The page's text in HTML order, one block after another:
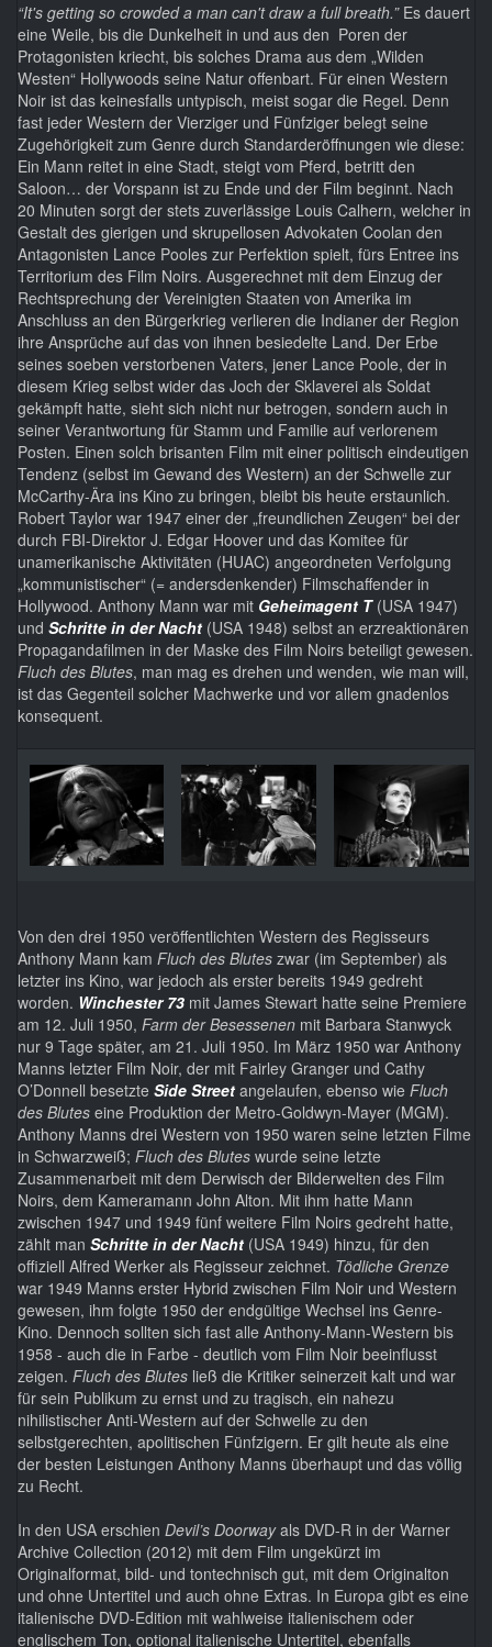
“It's getting so crowded a man can't draw a full breath.”Es dauert
eine Weile, bis die Dunkelheit in und aus den Poren der
Protagonisten kriecht, bis solches Drama aus dem „Wilden
Westen“ Hollywoods seine Natur offenbart. Für einen Western
Noir ist das keinesfalls untypisch, meist sogar die Regel. Denn
fast jeder Western der Vierziger und Fünfziger belegt seine
Zugehörigkeit zum Genre durch Standarderöffnungen wie diese:
Ein Mann reitet in eine Stadt, steigt vom Pferd, betritt den
Saloon… der Vorspann ist zu Ende und der Film beginnt. Nach
20 Minuten sorgt der stets zuverlässige Louis Calhern, welcher in
Gestalt des gierigen und skrupellosen Advokaten Coolan den
Antagonisten Lance Pooles zur Perfektion spielt, fürs Entree ins
Territorium des Film Noirs. Ausgerechnet mit dem Einzug der
Rechtsprechung der Vereinigten Staaten von Amerika im
Anschluss an den Bürgerkrieg verlieren die Indianer der Region
ihre Ansprüche auf das von ihnen besiedelte Land. Der Erbe
seines soeben verstorbenen Vaters, jener Lance Poole, der in
diesem Krieg selbst wider das Joch der Sklaverei als Soldat
gekämpft hatte, sieht sich nicht nur betrogen, sondern auch in
seiner Verantwortung für Stamm und Familie auf verlorenem
Posten. Einen solch brisanten Film mit einer politisch eindeutigen
Tendenz (selbst im Gewand des Western) an der Schwelle zur
McCarthy-Ära ins Kino zu bringen, bleibt bis heute erstaunlich.
Robert Taylor war 1947 einer der „freundlichen Zeugen“ bei der
durch FBI-Direktor J. Edgar Hoover und das Komitee für
unamerikanische Aktivitäten (HUAC) angeordneten Verfolgung
„kommunistischer“ (= andersdenkender) Filmschaffender in
Hollywood. Anthony Mann war mit Geheimagent T(USA 1947)
und Schritte in der Nacht (USA 1948) selbst an erzreaktionären
Propagandafilmen in der Maske des Film Noirs beteiligt gewesen.
Fluch des Blutes, man mag es drehen und wenden, wie man will,
ist das Gegenteil solcher Machwerke und vor allem gnadenlos
konsequent.
Von den drei 1950 veröffentlichten Western des Regisseurs
Anthony Mann kam Fluch des Blutes zwar (im September) als
letzter ins Kino, war jedoch als erster bereits 1949 gedreht
worden. Winchester 73 mit James Stewart hatte seine Premiere
am 12. Juli 1950, Farm der Besessenen mit Barbara Stanwyck
nur 9 Tage später, am 21. Juli 1950. Im März 1950 war Anthony
Manns letzter Film Noir, der mit Fairley Granger und Cathy
O’Donnell besetzte Side Street angelaufen, ebenso wie Fluch
des Blutes eine Produktion der Metro-Goldwyn-Mayer (MGM).
Anthony Manns drei Western von 1950 waren seine letzten Filme
in Schwarzweiß; Fluch des Blutes wurde seine letzte
Zusammenarbeit mit dem Derwisch der Bilderwelten des Film
Noirs, dem Kameramann John Alton. Mit ihm hatte Mann
zwischen 1947 und 1949 fünf weitere Film Noirs gedreht hatte,
zählt man Schritte in der Nacht (USA 1949) hinzu, für den
offiziell Alfred Werker als Regisseur zeichnet. Tödliche Grenze
war 1949 Manns erster Hybrid zwischen Film Noir und Western
gewesen, ihm folgte 1950 der endgültige Wechsel ins Genre-
Kino. Dennoch sollten sich fast alle Anthony-Mann-Western bis
1958 - auch die in Farbe - deutlich vom Film Noir beeinflusst
zeigen. Fluch des Blutes ließ die Kritiker seinerzeit kalt und war
für sein Publikum zu ernst und zu tragisch, ein nahezu
nihilistischer Anti-Western auf der Schwelle zu den
selbstgerechten, apolitischen Fünfzigern. Er gilt heute als eine
der besten Leistungen Anthony Manns überhaupt und das völlig
zu Recht.
In den USA erschien Devil’s Doorwayals DVD-R in der Warner
Archive Collection (2012) mit dem Film ungekürzt im
Originalformat, bild- und tontechnisch gut, mit dem Originalton
und ohne Untertitel und auch ohne Extras. In Europa gibt es eine
italienische DVD-Edition mit wahlweise italienischem oder
englischem Ton, optional italienische Untertitel, ebenfalls